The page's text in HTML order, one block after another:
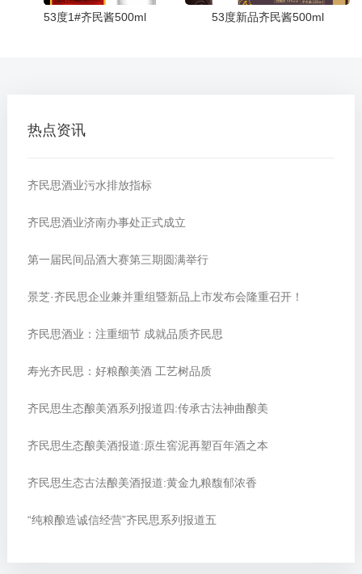
53度1#齐民酱500ml 53度新品齐民酱500ml
热点资讯
齐民思酒业污水排放指标
齐民思酒业济南办事处正式成立
第一届民间品酒大赛第三期圆满举行
景芝·齐民思企业兼并重组暨新品上市发布会隆重召开！
齐民思酒业：注重细节 成就品质齐民思
寿光齐民思：好粮酿美酒 工艺树品质
齐民思生态酿美酒系列报道四:传承古法神曲酿美
齐民思生态酿美酒报道:原生窖泥再塑百年酒之本
齐民思生态古法酿美酒报道:黄金九粮馥郁浓香
“纯粮酿造诚信经营”齐民思系列报道五